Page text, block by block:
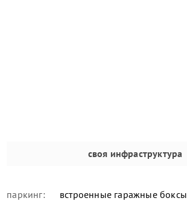
своя инфраструктура
паркинг: встроенные гаражные боксы